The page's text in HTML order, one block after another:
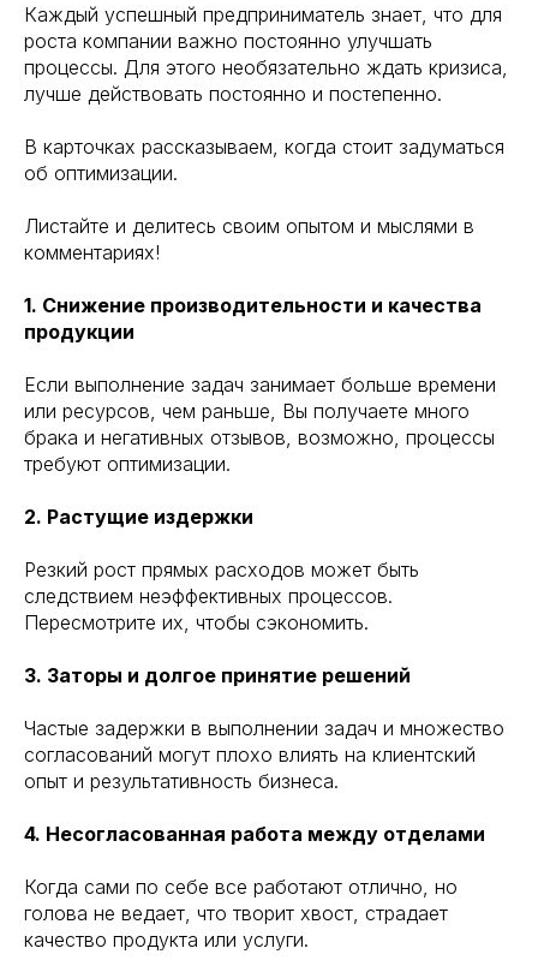
Каждый успешный предприниматель знает, что для
роста компании важно постоянно улучшать
процессы. Для этого необязательно ждать кризиса,
лучше действовать постоянно и постепенно.
В карточках рассказываем, когда стоит задуматься
об оптимизации.
Листайте и делитесь своим опытом и мыслями в
комментариях!
1. Снижение производительности и качества
продукции
Если выполнение задач занимает больше времени
или ресурсов, чем раньше, Вы получаете много
брака и негативных отзывов, возможно, процессы
требуют оптимизации.
2. Растущие издержки
Резкий рост прямых расходов может быть
следствием неэффективных процессов.
Пересмотрите их, чтобы сэкономить.
3. Заторы и долгое принятие решений
Частые задержки в выполнении задач и множество
согласований могут плохо влиять на клиентский
опыт и результативность бизнеса.
4. Несогласованная работа между отделами
Когда сами по себе все работают отлично, но
голова не ведает, что творит хвост, страдает
качество продукта или услуги.